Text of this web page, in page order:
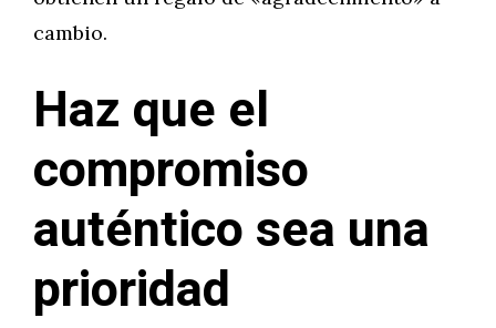
cambio.
Haz que el
compromiso
auténtico sea una
prioridad